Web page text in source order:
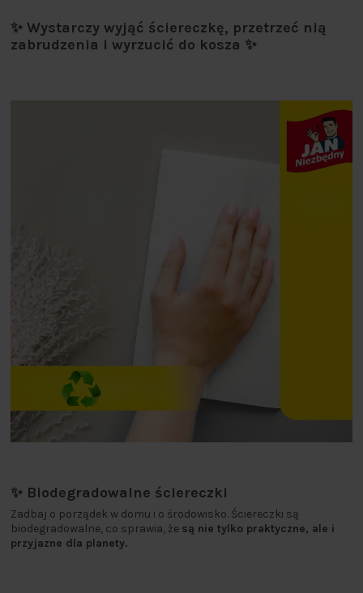
✨ Wystarczy wyjąć ściereczkę, przetrzeć nią
zabrudzenia i wyrzucić do kosza ✨
✨ Biodegradowalne ściereczki
Zadbaj o porządek w domu i o środowisko. Ściereczki są
biodegradowalne, co sprawia, że są nie tylko praktyczne, ale i
przyjazne dla planety.